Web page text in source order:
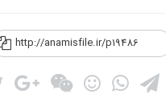
http://anamisfile.ir/p19486